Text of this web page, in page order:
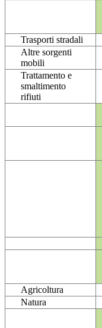
Trasporti stradali
Altre sorgenti
mobili
Trattamento e
smaltimento
rifiuti
Agricoltura
Natura